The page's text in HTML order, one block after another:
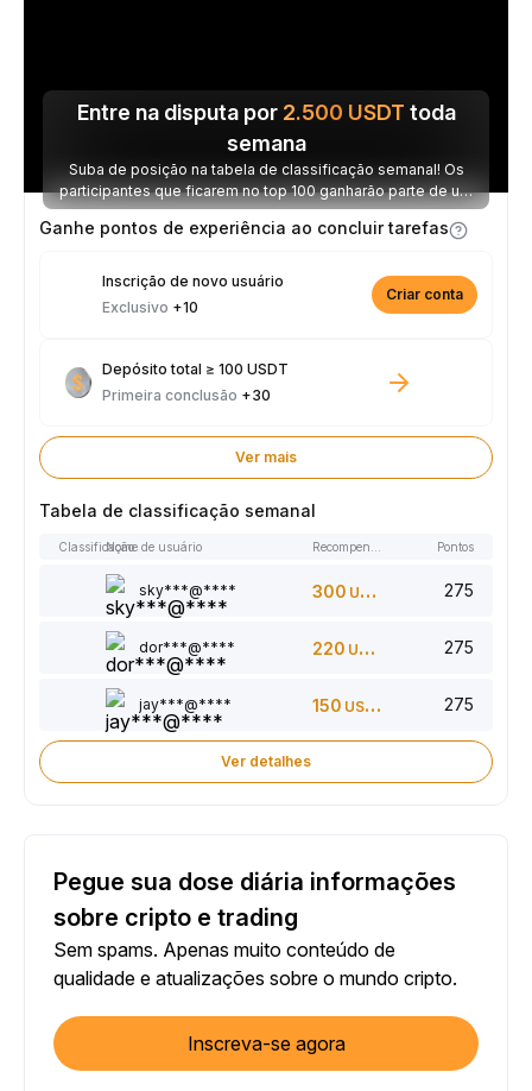
Entre na disputa por 2.500 USDT toda
semana
Suba de posição na tabela de classificação semanal! Os
participantes que ficarem no top 100 ganharão parte de um
prêmio de 2.500 USDT toda semana.
Ganhe pontos de experiência ao concluir tarefas
Inscrição de novo usuário
Exclusivo +10
Criar conta
Depósito total ≥ 100 USDT
Primeira conclusão +30
Ver mais
Tabela de classificação semanal
ClassificaçãoNome de usuário Recompensas Pontos
sky***@**** 300 USDT 275
dor***@**** 220 USDT 275
jay***@**** 150 USDT 275
Ver detalhes
Pegue sua dose diária informações
sobre cripto e trading
Sem spams. Apenas muito conteúdo de
qualidade e atualizações sobre o mundo cripto.
Inscreva-se agora